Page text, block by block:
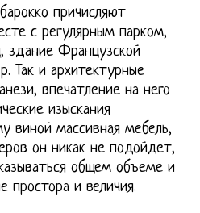
причисляют
с регулярным парком,
здание Французской
Так и архитектурные
впечатление на него
изыскания
виной массивная мебель,
он никак не подойдет,
общем объеме и
простора и величия.